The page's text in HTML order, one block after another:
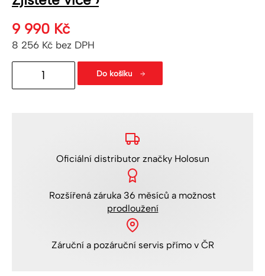
9 990 Kč
8 256 Kč bez DPH
Multifunkční
laser
Do košíku
Oficiální distributor značky Holosun
Rozšířená záruka 36 měsíců a možnost
prodloužení
Záruční a pozáruční servis přímo v ČR